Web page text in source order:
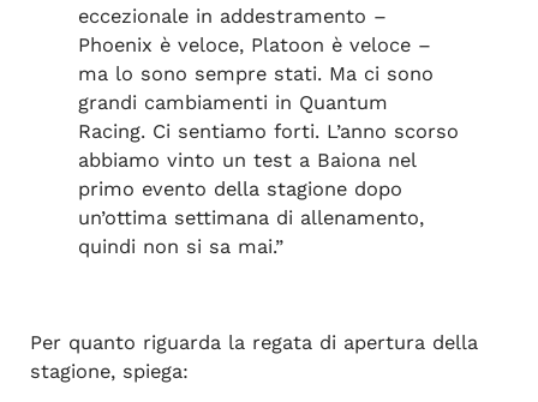
eccezionale in addestramento –
Phoenix è veloce, Platoon è veloce –
ma lo sono sempre stati. Ma ci sono
grandi cambiamenti in Quantum
Racing. Ci sentiamo forti. L’anno scorso
abbiamo vinto un test a Baiona nel
primo evento della stagione dopo
un’ottima settimana di allenamento,
quindi non si sa mai.”
Per quanto riguarda la regata di apertura della
stagione, spiega: